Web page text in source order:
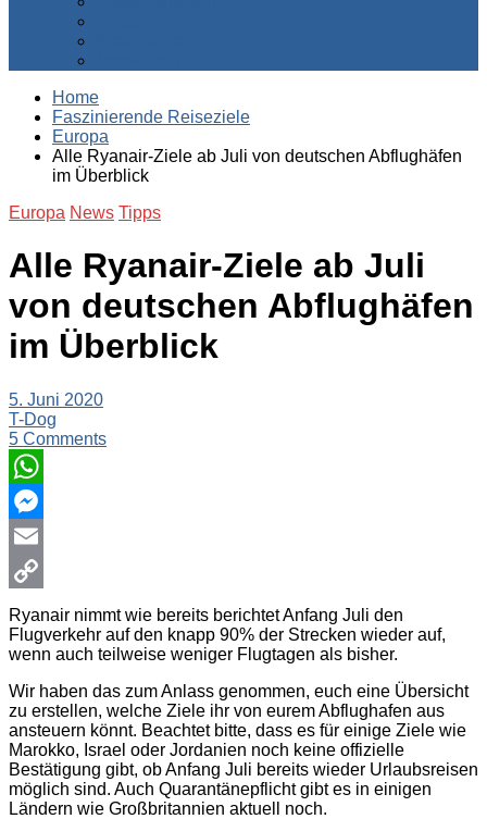
Home
Faszinierende Reiseziele
Europa
Alle Ryanair-Ziele ab Juli von deutschen Abflughäfen
im Überblick
Europa News Tipps
Alle Ryanair-Ziele ab Juli
von deutschen Abflughäfen
im Überblick
5. Juni 2020
T-Dog
5 Comments
WhatsApp
Messenger
Email
Copy
Link
Ryanair nimmt wie bereits berichtet Anfang Juli den
Flugverkehr auf den knapp 90% der Strecken wieder auf,
wenn auch teilweise weniger Flugtagen als bisher.
Wir haben das zum Anlass genommen, euch eine Übersicht
zu erstellen, welche Ziele ihr von eurem Abflughafen aus
ansteuern könnt. Beachtet bitte, dass es für einige Ziele wie
Marokko, Israel oder Jordanien noch keine offizielle
Bestätigung gibt, ob Anfang Juli bereits wieder Urlaubsreisen
möglich sind. Auch Quarantänepflicht gibt es in einigen
Ländern wie Großbritannien aktuell noch.